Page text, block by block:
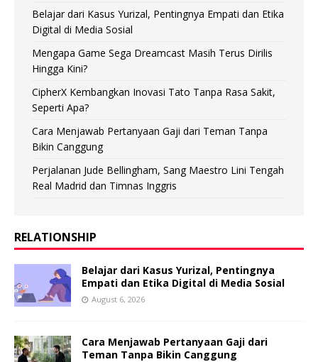
Belajar dari Kasus Yurizal, Pentingnya Empati dan Etika
Digital di Media Sosial
Mengapa Game Sega Dreamcast Masih Terus Dirilis
Hingga Kini?
CipherX Kembangkan Inovasi Tato Tanpa Rasa Sakit,
Seperti Apa?
Cara Menjawab Pertanyaan Gaji dari Teman Tanpa
Bikin Canggung
Perjalanan Jude Bellingham, Sang Maestro Lini Tengah
Real Madrid dan Timnas Inggris
RELATIONSHIP
Belajar dari Kasus Yurizal, Pentingnya
Empati dan Etika Digital di Media Sosial
August 6, 2026
Cara Menjawab Pertanyaan Gaji dari
Teman Tanpa Bikin Canggung